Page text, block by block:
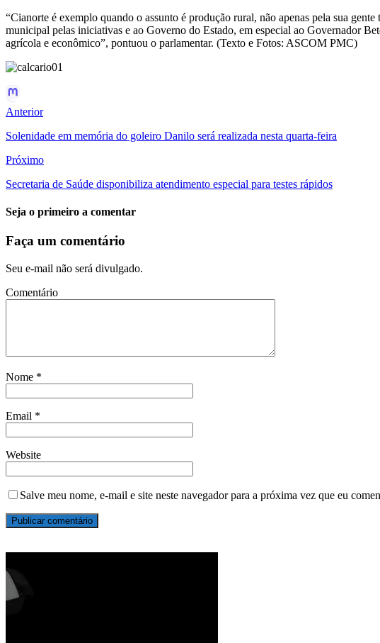
“Cianorte é exemplo quando o assunto é produção rural, não apenas pela sua
municipal pelas iniciativas e ao Governo do Estado, em especial ao Governador
agrícola e econômico”, pontuou o parlamentar. (Texto e Fotos: ASCOM PMC)
Anterior
Solenidade em memória do goleiro Danilo será realizada nesta quarta-feira
Próximo
Secretaria de Saúde disponibiliza atendimento especial para testes rápidos
Seja o primeiro a comentar
Faça um comentário
Seu e-mail não será divulgado.
Comentário
Nome *
Email *
Website
Salve meu nome, e-mail e site neste navegador para a próxima vez que eu